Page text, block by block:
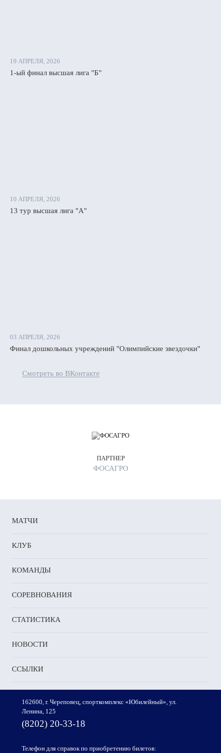
19 АПРЕЛЯ, 2026
1-ый финал высшая лига "Б"
10 АПРЕЛЯ, 2026
13 тур высшая лига "А"
03 АПРЕЛЯ, 2026
Финал дошкольных учреждений "Олимпийские звездочки"
Смотреть во ВКонтакте
ПАРТНЕР
ФОСАГРО
МАТЧИ
КЛУБ
КОМАНДЫ
СОРЕВНОВАНИЯ
СТАТИСТИКА
НОВОСТИ
ССЫЛКИ
162600, г. Череповец, спорткомплекс «Юбилейный», ул.
Ленина, 125
(8202) 20-33-18
Телефон для справок по приобретению билетов: